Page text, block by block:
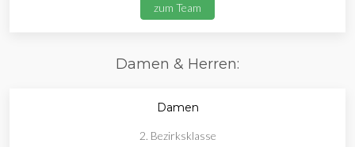
zum Team
Damen & Herren:
Damen
2. Bezirksklasse